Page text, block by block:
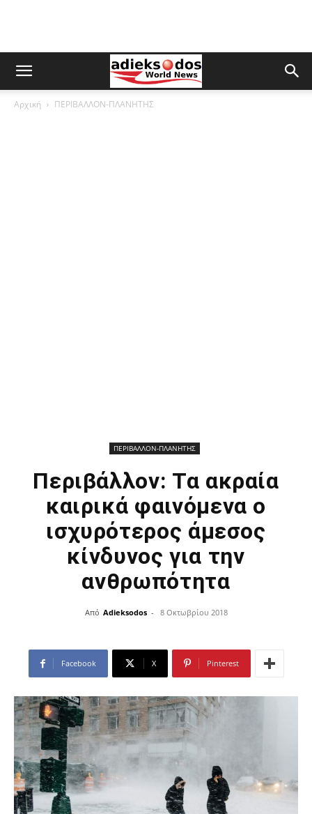
Αρχική ΠΕΡΙΒΑΛΛΟΝ-ΠΛΑΝΗΤΗΣ
ΠΕΡΙΒΑΛΛΟΝ-ΠΛΑΝΗΤΗΣ
Περιβάλλον: Τα ακραία
καιρικά φαινόμενα ο
ισχυρότερος άμεσος
κίνδυνος για την
ανθρωπότητα
Από Adieksodos - 8 Οκτωβρίου 2018
Facebook X Pinterest